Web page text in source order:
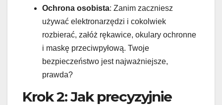
Ochrona osobista: Zanim zaczniesz
używać elektronarzędzi i cokolwiek
rozbierać, załóż rękawice, okulary ochronne
i maskę przeciwpyłową. Twoje
bezpieczeństwo jest najważniejsze,
prawda?
Krok 2: Jak precyzyjnie